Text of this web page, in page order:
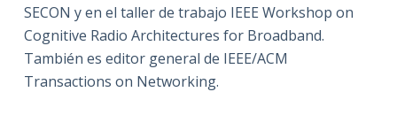
SECON y en el taller de trabajo IEEE Workshop on
Cognitive Radio Architectures for Broadband.
También es editor general de IEEE/ACM
Transactions on Networking.